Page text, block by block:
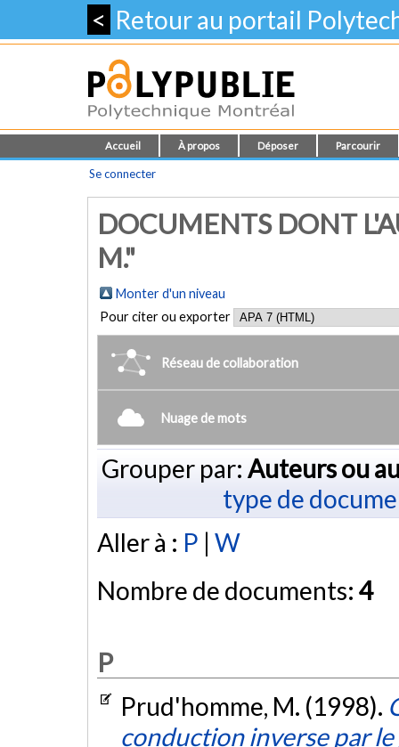
< Retour au portail
Accueil À propos Déposer Parcourir
Se connecter
DOCUMENTS DONT
M."
Monter d'un niveau
Pour citer ou exporter
Réseau de collaboration
Nuage de mots
Grouper par: Auteurs ou
type de
Aller à : P | W
Nombre de documents: 4
P
Prud'homme, M. (1998).
conduction inverse par